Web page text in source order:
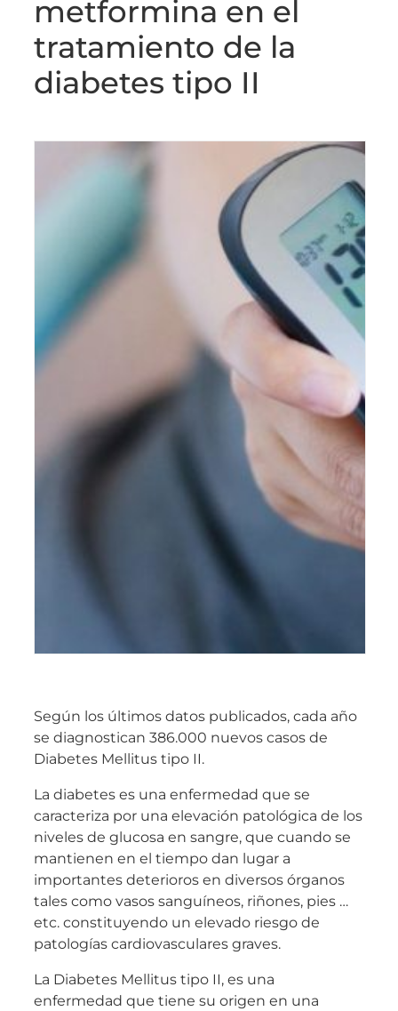
metformina en el
tratamiento de la
diabetes tipo II
Según los últimos datos publicados, cada año
se diagnostican 386.000 nuevos casos de
Diabetes Mellitus tipo II.
La diabetes es una enfermedad que se
caracteriza por una elevación patológica de los
niveles de glucosa en sangre, que cuando se
mantienen en el tiempo dan lugar a
importantes deterioros en diversos órganos
tales como vasos sanguíneos, riñones, pies …
etc. constituyendo un elevado riesgo de
patologías cardiovasculares graves.
La Diabetes Mellitus tipo II, es una
enfermedad que tiene su origen en una